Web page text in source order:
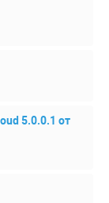
5.0.0.1 от